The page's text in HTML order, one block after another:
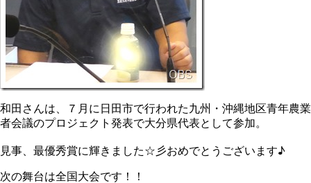
和田さんは、７月に日田市で行われた九州・沖縄地区青年農業
者会議のプロジェクト発表で大分県代表として参加。
見事、最優秀賞に輝きました☆彡おめでとうございます♪
次の舞台は全国大会です！！